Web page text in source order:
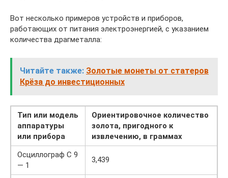
Вот несколько примеров устройств и приборов,
работающих от питания электроэнергией, с указанием
количества драгметалла:
Читайте также: Золотые монеты от статеров
Крёза до инвестиционных
Тип или модель
аппаратуры
или прибора
Ориентировочное количество
золота, пригодного к
извлечению, в граммах
Осциллограф С 9
— 1
3,439